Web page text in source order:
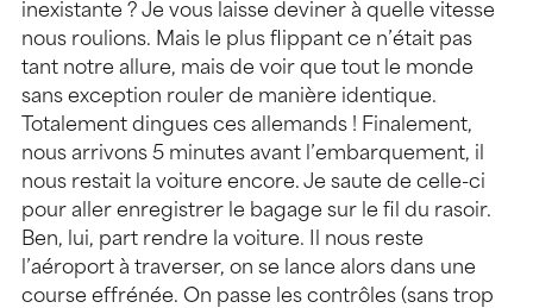
inexistante ? Je vous laisse deviner à quelle vitesse
nous roulions. Mais le plus flippant ce n’était pas
tant notre allure, mais de voir que tout le monde
sans exception rouler de manière identique.
Totalement dingues ces allemands ! Finalement,
nous arrivons 5 minutes avant l’embarquement, il
nous restait la voiture encore. Je saute de celle-ci
pour aller enregistrer le bagage sur le fil du rasoir.
Ben, lui, part rendre la voiture. Il nous reste
l’aéroport à traverser, on se lance alors dans une
course effrénée. On passe les contrôles (sans trop